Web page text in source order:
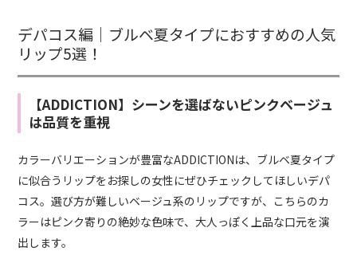
デパコス編｜ブルベ夏タイプにおすすめの人気
リップ5選！
【ADDICTION】シーンを選ばないピンクベージュ
は品質を重視
カラーバリエーションが豊富なADDICTIONは、ブルベ夏タイプ
に似合うリップをお探しの女性にぜひチェックしてほしいデパ
コス。選び方が難しいベージュ系のリップですが、こちらのカ
ラーはピンク寄りの絶妙な色味で、大人っぽく上品な口元を演
出します。